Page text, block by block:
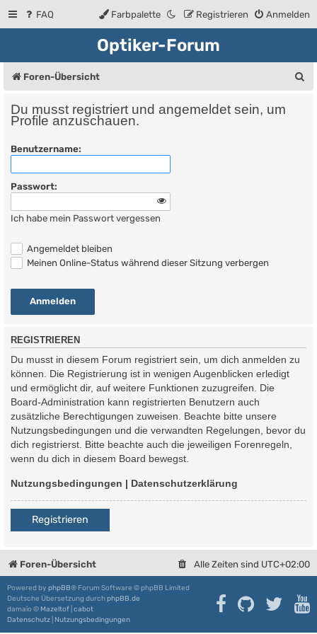
FAQ Anmelden
Registrieren
Farbpalette
Optiker-Forum
Foren-Übersicht
Du musst registriert und angemeldet sein, um
Profile anzuschauen.
Benutzername:
Passwort:
Ich habe mein Passwort vergessen
Angemeldet bleiben
Meinen Online-Status während dieser Sitzung verbergen
REGISTRIEREN
Du musst in diesem Forum registriert sein, um dich anmelden zu
können. Die Registrierung ist in wenigen Augenblicken erledigt
und ermöglicht dir, auf weitere Funktionen zuzugreifen. Die
Board-Administration kann registrierten Benutzern auch
zusätzliche Berechtigungen zuweisen. Beachte bitte unsere
Nutzungsbedingungen und die verwandten Regelungen, bevor du
dich registrierst. Bitte beachte auch die jeweiligen Forenregeln,
wenn du dich in diesem Board bewegst.
Nutzungsbedingungen | Datenschutzerklärung
Registrieren
Foren-Übersicht Alle Zeiten sind UTC+02:00
Powered by phpBB® Forum Software © phpBB Limited
Deutsche Übersetzung durchphpBB.de
damaïo © Mazeltof cabot
Datenschutz Nutzungsbedingungen